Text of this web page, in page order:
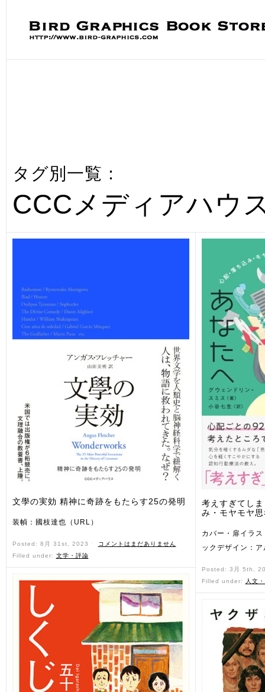
タグ別一覧：
CCCメディアハウ
文學の実効 精神に奇跡をもたらす25の発明
装幀：國枝達也（URL）
Posted: 8月 31st, 2023 ˑ
コメントはまだありません
Filled under: 文学・評論
考えすぎてし
み・モヤモヤ
カバー・扉イラ
ックデザイン：
Posted: 3月 5th,
Filled under:
人文